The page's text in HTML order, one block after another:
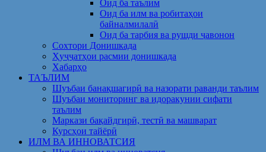
Оид ба таълим
Оид ба илм ва робитаҳои
байналмилалӣ
Оид ба тарбия ва рушди ҷавонон
Сохтори Донишкада
Ҳуҷҷатҳои расмии донишкада
Хабарҳо
ТАЪЛИМ
Шуъбаи банақшагирӣ ва назорати раванди таълим
Шуъбаи мониторинг ва идоракунии сифати
таълим
Маркази бақайдгирӣ, тестӣ ва машварат
Курсҳои тайёрӣ
ИЛМ ВА ИННОВАТСИЯ